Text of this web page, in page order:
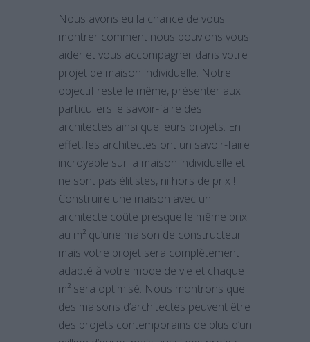
Nous avons eu la chance de vous
montrer comment nous pouvions vous
aider et vous accompagner dans votre
projet de maison individuelle. Notre
objectif reste le même, présenter aux
particuliers le savoir-faire des
architectes ainsi que leurs projets. En
effet, les architectes ont un savoir-faire
incroyable sur la maison individuelle et
ne sont pas élitistes, ni hors de prix !
Construire une maison avec un
architecte coûte presque le même prix
au m² qu’une maison de constructeur
mais votre projet sera complètement
adapté à votre mode de vie et chaque
m² sera optimisé. Nous montrons que
des maisons d’architectes peuvent être
des projets contemporains de plus d’un